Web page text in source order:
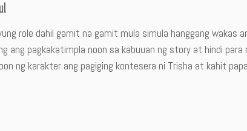
role dahil gamit na gamit mula simula hanggang wakas
ang pagkakatimpla noon sa kabuuan ng story at hindi para
ng karakter ang pagiging kontesera ni Trisha at kahit